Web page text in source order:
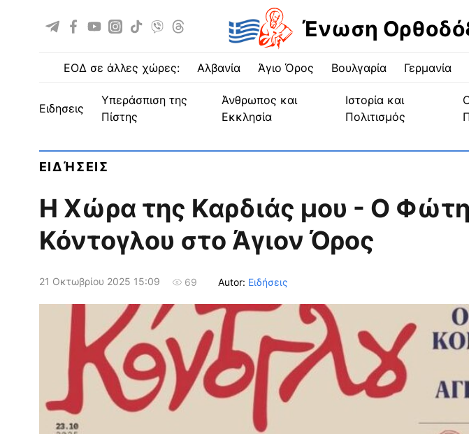
Ένωση
ΕΟΔ σε άλλες χώρες: Αλβανία Άγιο Όρος Βουλγαρία Γερμανία
ειδησεις
Υπεράσπιση της
Πίστης
Άνθρωπος και
Εκκλησία
Ιστορία και
Πολιτισμός
ΕΙΔΉΣΕΙΣ
Η Χώρα της Καρδιάς μου - Ο
Κόντογλου στο Άγιον Όρος
21 Οκτωβρίου 2025 15:09 69 Autor: Ειδήσεις